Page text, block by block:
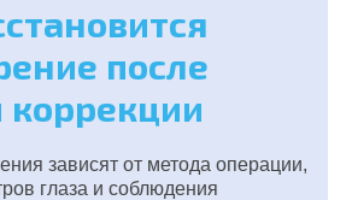
после
коррекции
зависят от метода операции,
глаза и соблюдения